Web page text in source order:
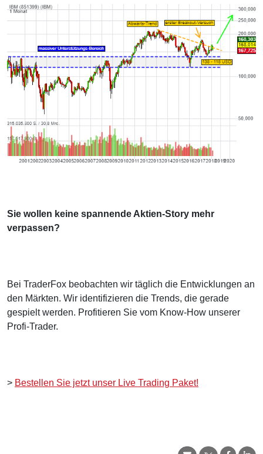
Sie wollen keine spannende Aktien-Story mehr
verpassen?
Bei TraderFox beobachten wir täglich die Entwicklungen an
den Märkten. Wir identifizieren die Trends, die gerade
gespielt werden. Profitieren Sie vom Know-How unserer
Profi-Trader.
> Bestellen Sie jetzt unser Live Trading Paket!